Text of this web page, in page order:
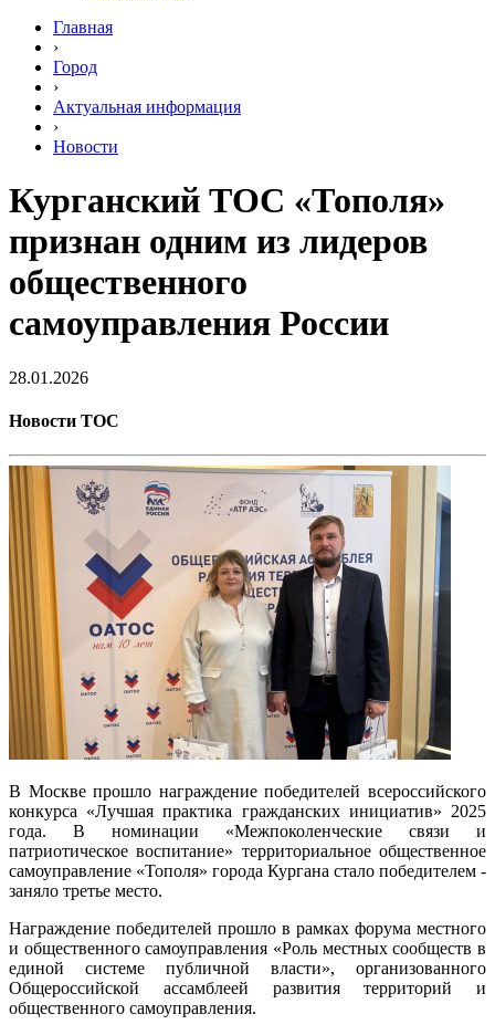
Главная
›
Город
›
Актуальная информация
›
Новости
Курганский ТОС «Тополя»
признан одним из лидеров
общественного
самоуправления России
28.01.2026
Новости ТОС
В Москве прошло награждение победителей всероссийского
конкурса «Лучшая практика гражданских инициатив» 2025
года. В номинации «Межпоколенческие связи и
патриотическое воспитание» территориальное общественное
самоуправление «Тополя» города Кургана стало победителем -
заняло третье место.
Награждение победителей прошло в рамках форума местного
и общественного самоуправления «Роль местных сообществ в
единой системе публичной власти», организованного
Общероссийской ассамблеей развития территорий и
общественного самоуправления.